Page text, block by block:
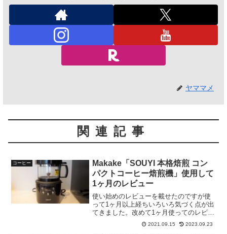
ヤママメ
関連記事
コーヒー
Makake「SOUYI 本格焙煎 コン
パクトコーヒー焙煎機」使用して
1ヶ月のレビュー
使い始めのレビューを載せたのですが使
って1ヶ月以上経ちいろいろ気づく点が出
てきました。改めて1ヶ月使ってのレビュ
ーを書きたいと思います。
2021.09.15 2023.09.23